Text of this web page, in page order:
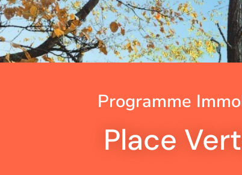
Programme
Place